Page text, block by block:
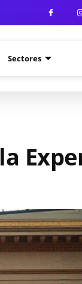
Sectores